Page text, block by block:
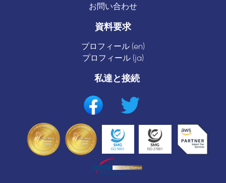
お問い合わせ
資料要求
プロフィール (en)
プロフィール (ja)
私達と接続